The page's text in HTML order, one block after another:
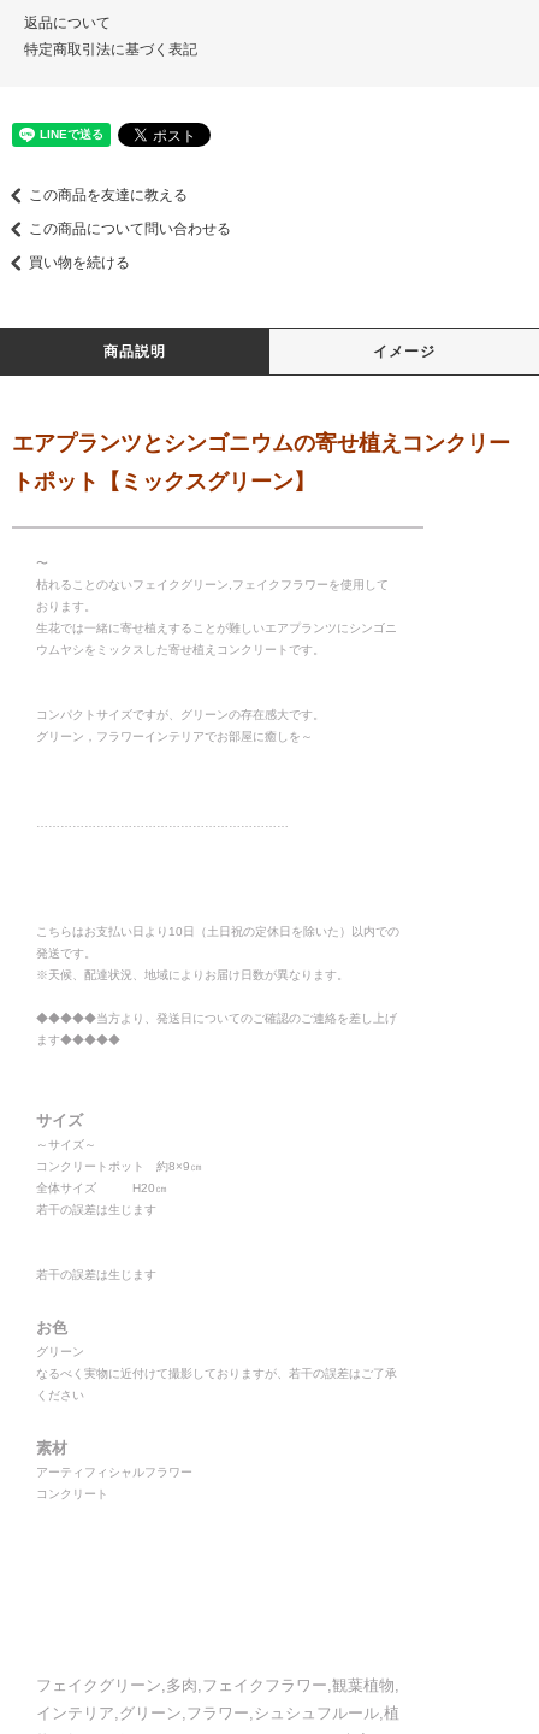
返品について
特定商取引法に基づく表記
この商品を友達に教える
この商品について問い合わせる
買い物を続ける
商品説明 イメージ
エアプランツとシンゴニウムの寄せ植えコンクリー
トポット【ミックスグリーン】
〜
枯れることのないフェイクグリーン,フェイクフラワーを使用して
おります。
生花では一緒に寄せ植えすることが難しいエアプランツにシンゴニ
ウムヤシをミックスした寄せ植えコンクリートです。
コンパクトサイズですが、グリーンの存在感大です。
グリーン，フラワーインテリアでお部屋に癒しを～
こちらはお支払い日より10日（土日祝の定休日を除いた）以内での
発送です。
※天候、配達状況、地域によりお届け日数が異なります。
◆◆◆◆◆当方より、発送日についてのご確認のご連絡を差し上げ
ます◆◆◆◆◆
サイズ
～サイズ～
コンクリートポット 約8×9㎝
全体サイズ H20㎝
若干の誤差は生じます
若干の誤差は生じます
お色
グリーン
なるべく実物に近付けて撮影しておりますが、若干の誤差はご了承
ください
素材
アーティフィシャルフラワー
コンクリート
フェイクグリーン,多肉,フェイクフラワー,観葉植物,
インテリア,グリーン,フラワー,シュシュフルール,植